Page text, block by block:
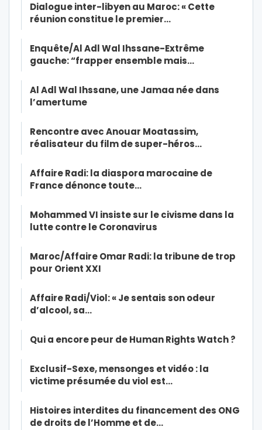
Dialogue inter-libyen au Maroc: « Cette
réunion constitue le premier…
Enquête/Al Adl Wal Ihssane-Extrême
gauche: “frapper ensemble mais…
Al Adl Wal Ihssane, une Jamaa née dans
l’amertume
Rencontre avec Anouar Moatassim,
réalisateur du film de super-héros…
Affaire Radi: la diaspora marocaine de
France dénonce toute…
Mohammed VI insiste sur le civisme dans la
lutte contre le Coronavirus
Maroc/Affaire Omar Radi: la tribune de trop
pour Orient XXI
Affaire Radi/Viol: « Je sentais son odeur
d’alcool, sa…
Qui a encore peur de Human Rights Watch ?
Exclusif-Sexe, mensonges et vidéo : la
victime présumée du viol est…
Histoires interdites du financement des ONG
de droits de l’Homme et de…